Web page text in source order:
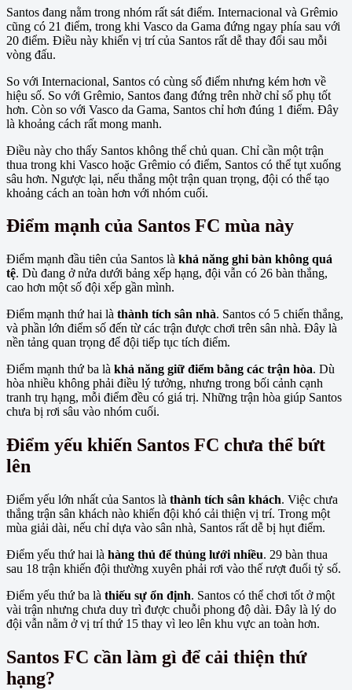
Santos đang nằm trong nhóm rất sát điểm. Internacional và Grêmio
cũng có 21 điểm, trong khi Vasco da Gama đứng ngay phía sau với
20 điểm. Điều này khiến vị trí của Santos rất dễ thay đổi sau mỗi
vòng đấu.
So với Internacional, Santos có cùng số điểm nhưng kém hơn về
hiệu số. So với Grêmio, Santos đang đứng trên nhờ chỉ số phụ tốt
hơn. Còn so với Vasco da Gama, Santos chỉ hơn đúng 1 điểm. Đây
là khoảng cách rất mong manh.
Điều này cho thấy Santos không thể chủ quan. Chỉ cần một trận
thua trong khi Vasco hoặc Grêmio có điểm, Santos có thể tụt xuống
sâu hơn. Ngược lại, nếu thắng một trận quan trọng, đội có thể tạo
khoảng cách an toàn hơn với nhóm cuối.
Điểm mạnh của Santos FC mùa này
Điểm mạnh đầu tiên của Santos là khả năng ghi bàn không quá
tệ. Dù đang ở nửa dưới bảng xếp hạng, đội vẫn có 26 bàn thắng,
cao hơn một số đội xếp gần mình.
Điểm mạnh thứ hai là thành tích sân nhà. Santos có 5 chiến thắng,
và phần lớn điểm số đến từ các trận được chơi trên sân nhà. Đây là
nền tảng quan trọng để đội tiếp tục tích điểm.
Điểm mạnh thứ ba là khả năng giữ điểm bằng các trận hòa. Dù
hòa nhiều không phải điều lý tưởng, nhưng trong bối cảnh cạnh
tranh trụ hạng, mỗi điểm đều có giá trị. Những trận hòa giúp Santos
chưa bị rơi sâu vào nhóm cuối.
Điểm yếu khiến Santos FC chưa thể bứt
lên
Điểm yếu lớn nhất của Santos là thành tích sân khách. Việc chưa
thắng trận sân khách nào khiến đội khó cải thiện vị trí. Trong một
mùa giải dài, nếu chỉ dựa vào sân nhà, Santos rất dễ bị hụt điểm.
Điểm yếu thứ hai là hàng thủ để thủng lưới nhiều. 29 bàn thua
sau 18 trận khiến đội thường xuyên phải rơi vào thế rượt đuổi tỷ số.
Điểm yếu thứ ba là thiếu sự ổn định. Santos có thể chơi tốt ở một
vài trận nhưng chưa duy trì được chuỗi phong độ dài. Đây là lý do
đội vẫn nằm ở vị trí thứ 15 thay vì leo lên khu vực an toàn hơn.
Santos FC cần làm gì để cải thiện thứ
hạng?